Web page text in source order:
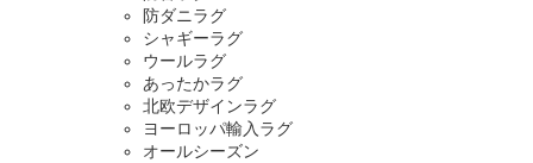
防ダニラグ
シャギーラグ
ウールラグ
あったかラグ
北欧デザインラグ
ヨーロッパ輸入ラグ
オールシーズン